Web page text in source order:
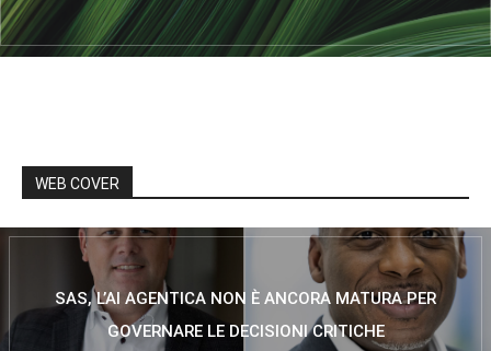
WEB COVER
SAS, L’AI AGENTICA NON È ANCORA MATURA PER
GOVERNARE LE DECISIONI CRITICHE